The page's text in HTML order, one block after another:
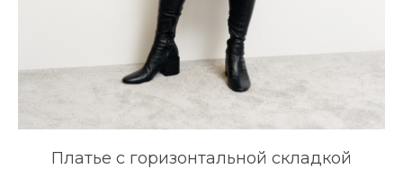
Платье с горизонтальной складкой